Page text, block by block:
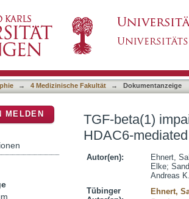
of primary cilia
→ 4 Medizinische Fakultät → Dokumentanzeige
TGF-beta(1)
HDAC6-
Autor(en):
Ehnert,
Elke;
Andreas
Tübinger
Ehnert,
MELDEN